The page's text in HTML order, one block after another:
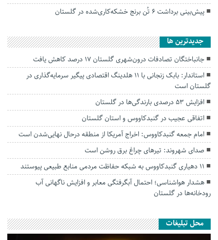
پیش‌بینی برداشت ۶ تُن برنج خشکه‌کاری‌شده در گلستان
جديدترين ها
جانباختگان تصادفات درون‌شهری گلستان ۱۷ درصد کاهش یافت
استاندار: بابک زنجانی با ۱۱ هلدینگ اقتصادی پیگیر سرمایه‌گذاری در
گلستان است
افزایش ۵۳ درصدی بارندگی‌ها در گلستان
اتفاقی عجیب در‌ گنبدکاووس و استان گلستان
امام جمعه گنبدکاووس: اخراج آمریکا از منطقه درحال نهایی‌شدن است
صدای شهروند: تیرهای چراغ برق روشن است
۱۱ دهیاری گنبدکاووس به شبکه حفاظت مردمی منابع طبیعی پیوستند
هشدار هواشناسی؛ احتمال آبگرفتگی معابر و افزایش ناگهانی آب
رودخانه‌ها در گلستان
محل تبلیغات